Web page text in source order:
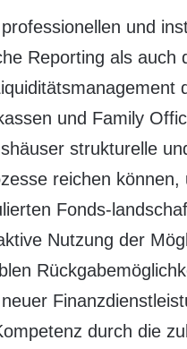
und
Reporting als auch
und Family
strukturelle
reichen können,
Fonds-
Nutzung der
durch die